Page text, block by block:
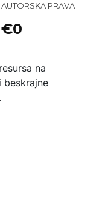
AUTORSKA PRAVA
€0
na
beskrajne